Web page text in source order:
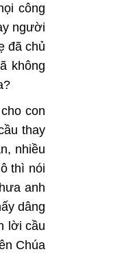
công
người
đã chủ
không
con
thay
nhiều
thì nói
anh
dâng
lời cầu
Chúa